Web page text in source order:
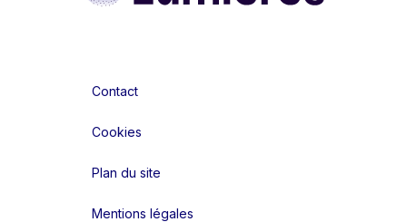
Contact
Cookies
Plan du site
Mentions légales